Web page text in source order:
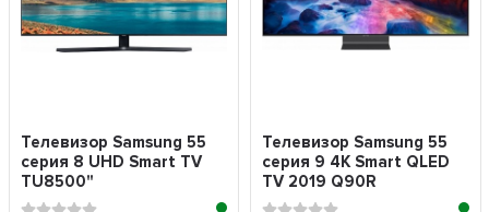
Телевизор Samsung 55
серия 8 UHD Smart TV
TU8500"
Телевизор Samsung 55
серия 9 4K Smart QLED
TV 2019 Q90R
серебряный"